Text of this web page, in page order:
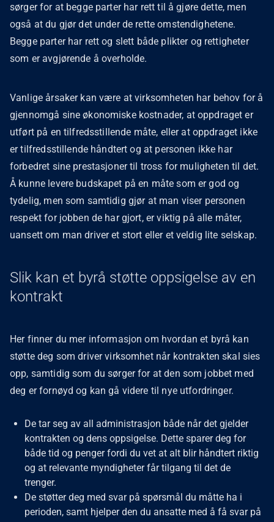
sørger for at begge parter har rett til å gjøre dette, men
også at du gjør det under de rette omstendighetene.
Begge parter har rett og slett både plikter og rettigheter
som er avgjørende å overholde.
Vanlige årsaker kan være at virksomheten har behov for å
gjennomgå sine økonomiske kostnader, at oppdraget er
utført på en tilfredsstillende måte, eller at oppdraget ikke
er tilfredsstillende håndtert og at personen ikke har
forbedret sine prestasjoner til tross for muligheten til det.
Å kunne levere budskapet på en måte som er god og
tydelig, men som samtidig gjør at man viser personen
respekt for jobben de har gjort, er viktig på alle måter,
uansett om man driver et stort eller et veldig lite selskap.
Slik kan et byrå støtte oppsigelse av en
kontrakt
Her finner du mer informasjon om hvordan et byrå kan
støtte deg som driver virksomhet når kontrakten skal sies
opp, samtidig som du sørger for at den som jobbet med
deg er fornøyd og kan gå videre til nye utfordringer.
De tar seg av all administrasjon både når det gjelder
kontrakten og dens oppsigelse. Dette sparer deg for
både tid og penger fordi du vet at alt blir håndtert riktig
og at relevante myndigheter får tilgang til det de
trenger.
De støtter deg med svar på spørsmål du måtte ha i
perioden, samt hjelper den du ansatte med å få svar på